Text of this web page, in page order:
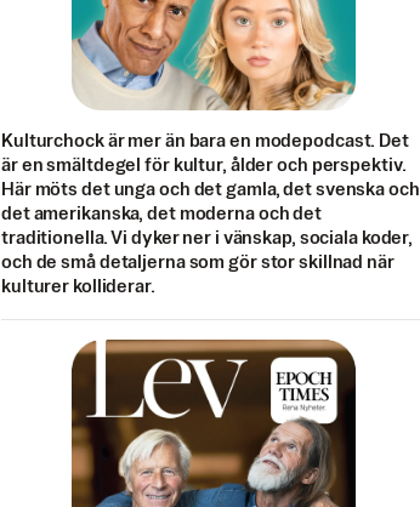
Kulturchock är mer än bara en modepodcast. Det
är en smältdegel för kultur, ålder och perspektiv.
Här möts det unga och det gamla, det svenska och
det amerikanska, det moderna och det
traditionella. Vi dyker ner i vänskap, sociala koder,
och de små detaljerna som gör stor skillnad när
kulturer kolliderar.